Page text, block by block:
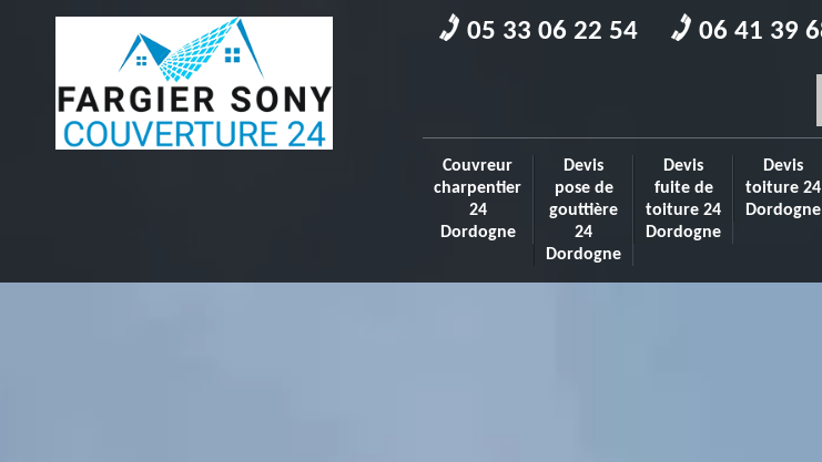
05 33 06 22 54 06 41 39
Couvreur
charpentier
24
Dordogne
Devis
pose de
gouttière
24
Dordogne
Devis
fuite de
toiture 24
Dordogne
Devis
toiture 24
Dordogne